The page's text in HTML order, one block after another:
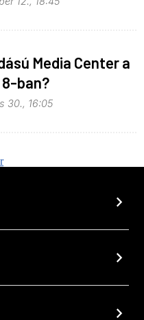
Media Center a
ban?
30., 16:05
chevron_right
chevron_right
chevron_right